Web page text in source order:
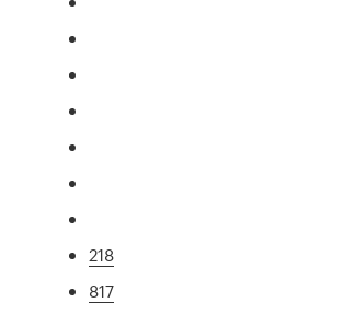
218
817